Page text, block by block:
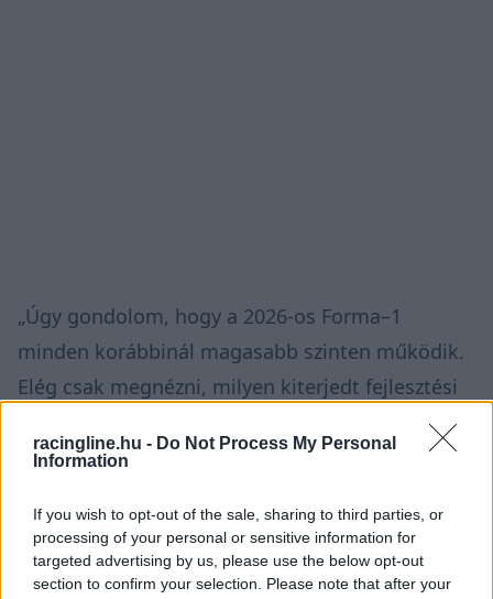
racingline.hu - Do Not Process My Personal
Information
If you wish to opt-out of the sale, sharing to third parties, or
processing of your personal or sensitive information for
targeted advertising by us, please use the below opt-out
section to confirm your selection. Please note that after your
„Úgy gondolom, hogy a 2026-os Forma–1
minden korábbinál magasabb szinten működik.
Elég csak megnézni, milyen kiterjedt fejlesztési
fejlesztése és annak pályára vitele is magasabb
beszélgetünk házon belül is, és biztosítanunk
kell, hogy a McLarennél – ha lehetséges –